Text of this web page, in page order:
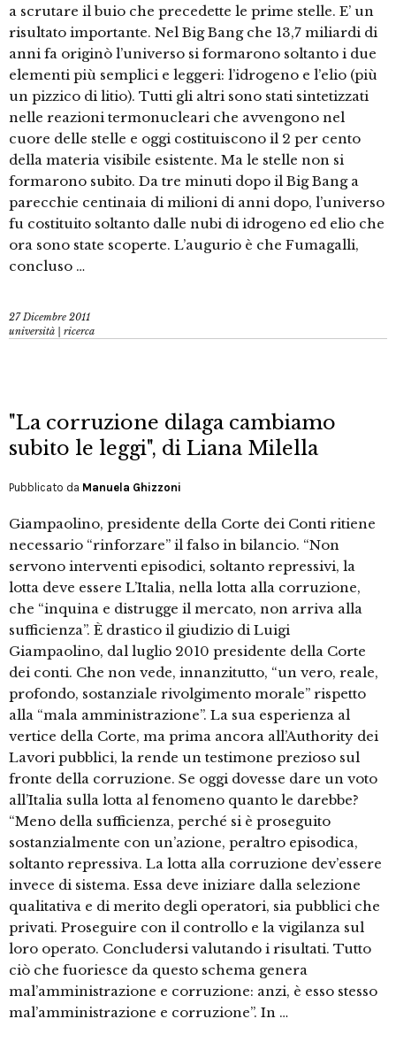
a scrutare il buio che precedette le prime stelle. E’ un
risultato importante. Nel Big Bang che 13,7 miliardi di
anni fa originò l’universo si formarono soltanto i due
elementi più semplici e leggeri: l’idrogeno e l’elio (più
un pizzico di litio). Tutti gli altri sono stati sintetizzati
nelle reazioni termonucleari che avvengono nel
cuore delle stelle e oggi costituiscono il 2 per cento
della materia visibile esistente. Ma le stelle non si
formarono subito. Da tre minuti dopo il Big Bang a
parecchie centinaia di milioni di anni dopo, l’universo
fu costituito soltanto dalle nubi di idrogeno ed elio che
ora sono state scoperte. L’augurio è che Fumagalli,
concluso …
27 Dicembre 2011
università | ricerca
"La corruzione dilaga cambiamo
subito le leggi", di Liana Milella
Pubblicato da Manuela Ghizzoni
Giampaolino, presidente della Corte dei Conti ritiene
necessario “rinforzare” il falso in bilancio. “Non
servono interventi episodici, soltanto repressivi, la
lotta deve essere L’Italia, nella lotta alla corruzione,
che “inquina e distrugge il mercato, non arriva alla
sufficienza”. È drastico il giudizio di Luigi
Giampaolino, dal luglio 2010 presidente della Corte
dei conti. Che non vede, innanzitutto, “un vero, reale,
profondo, sostanziale rivolgimento morale” rispetto
alla “mala amministrazione”. La sua esperienza al
vertice della Corte, ma prima ancora all’Authority dei
Lavori pubblici, la rende un testimone prezioso sul
fronte della corruzione. Se oggi dovesse dare un voto
all’Italia sulla lotta al fenomeno quanto le darebbe?
“Meno della sufficienza, perché si è proseguito
sostanzialmente con un’azione, peraltro episodica,
soltanto repressiva. La lotta alla corruzione dev’essere
invece di sistema. Essa deve iniziare dalla selezione
qualitativa e di merito degli operatori, sia pubblici che
privati. Proseguire con il controllo e la vigilanza sul
loro operato. Concludersi valutando i risultati. Tutto
ciò che fuoriesce da questo schema genera
mal’amministrazione e corruzione: anzi, è esso stesso
mal’amministrazione e corruzione”. In …